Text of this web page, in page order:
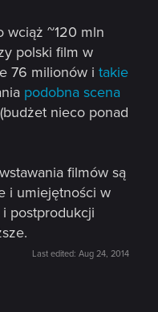
wciąż ~120 mln
polski film w
76 milionów i takie
podobna scena
nieco ponad
filmów są
i umiejętności w
postprodukcji
Last edited: Aug 24, 2014